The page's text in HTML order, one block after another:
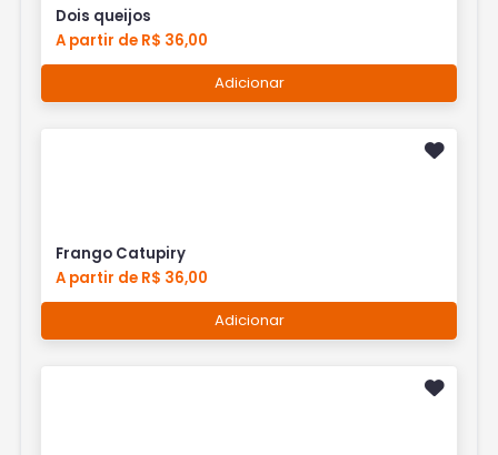
Dois queijos
A partir de R$ 36,00
Adicionar
Frango Catupiry
A partir de R$ 36,00
Adicionar